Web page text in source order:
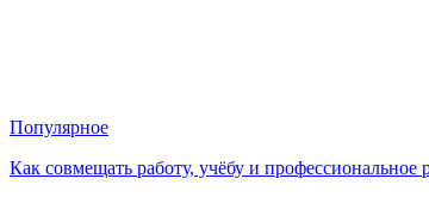
Популярное
Как совмещать работу, учёбу и профессиональное